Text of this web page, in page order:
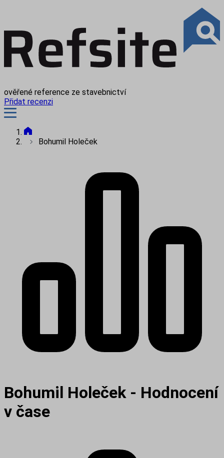
ověřené reference ze stavebnictví
Přidat recenzi
Bohumil Holeček
Bohumil Holeček - Hodnocení
v čase